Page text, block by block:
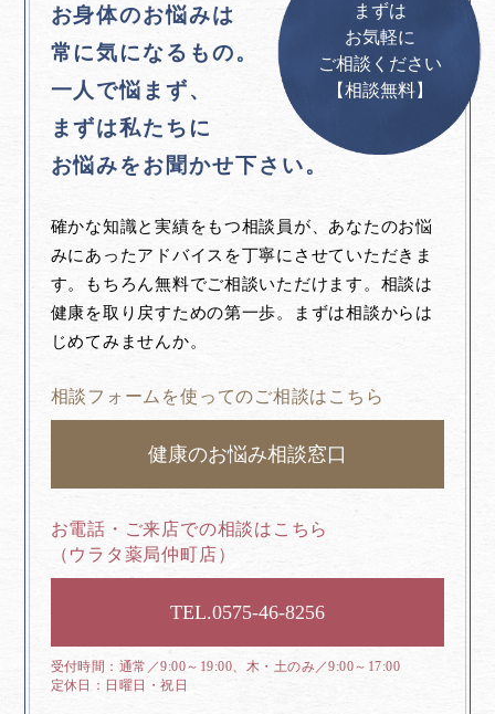
お身体のお悩みは
常に気になるもの。
一人で悩まず、
まずは私たちに
お悩みをお聞かせ下さい。
確かな知識と実績をもつ相談員が、あなたのお悩
みにあったアドバイスを丁寧にさせていただきま
す。もちろん無料でご相談いただけます。相談は
健康を取り戻すための第一歩。まずは相談からは
じめてみませんか。
相談フォームを使ってのご相談はこちら
健康のお悩み相談窓口
お電話・ご来店での相談はこちら
（ウラタ薬局仲町店）
0575-46-8256
通常／9:00～19:00、木・土のみ／9:00～17:00
日曜日・祝日
まずは
お気軽に
ご相談ください
【相談無料】